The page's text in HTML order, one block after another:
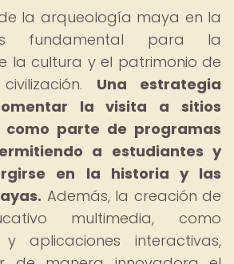
la arqueología maya en la
fundamental para la
la cultura y el patrimonio de
Una estrategia
la visita a sitios
como parte de programas
a estudiantes y
en la historia y las
Además, la creación de
multimedia, como
y aplicaciones interactivas,